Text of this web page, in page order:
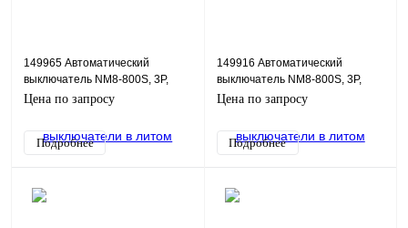
149965 Автоматический
выключатель NM8-800S, 3P,
630А, 50кА
Цена по запросу
Подробнее
149916 Автоматический
выключатель NM8-800S, 3P,
800А, 50кА
Цена по запросу
Подробнее